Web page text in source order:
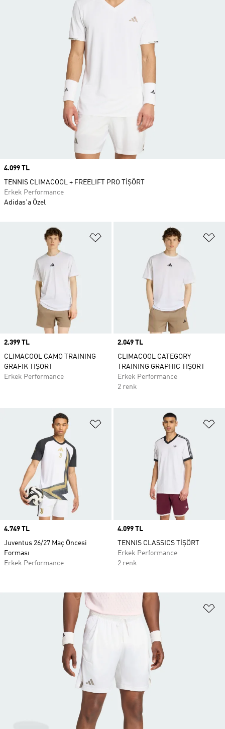
Favori Listesine Ekle
Price
2.399 TL
CLIMACOOL CAMO TRAINING
GRAFİK TİŞÖRT
Erkek Performance
Price
2.049 TL
CLIMACOOL CATEGORY
TRAINING GRAPHIC TİŞÖRT
Erkek Performance
2 renk
Favori Listesine Ekle
Price
4.749 TL
Juventus 26/27 Maç Öncesi
Forması
Erkek Performance
Price
4.099 TL
TENNIS CLASSICS TİŞÖRT
Erkek Performance
2 renk
Price
4.099 TL
TENNIS CLIMACOOL + FREELIFT PRO TİŞÖRT
Erkek Performance
Adidas'a Özel